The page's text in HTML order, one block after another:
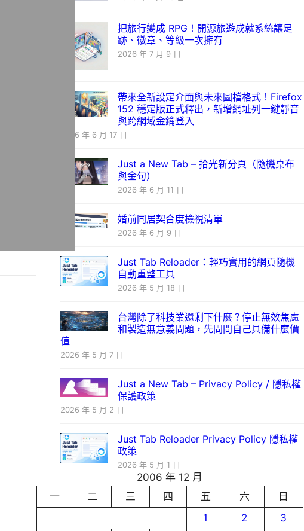
把旅行變成 RPG！開源旅遊成就系統讓足
跡、徽章、等級一次擁有
2026 年 7 月 9 日
帶來全新設定介面與未來圖檔格式！Firefox
152 穩定版正式釋出，新增網址列一鍵靜音
與跨網域金鑰登入
2026 年 6 月 17 日
Just a New Tab – 拾光新分頁（隨機桌布
與金句）
2026 年 6 月 11 日
婚前同居契合度檢視清單
2026 年 6 月 9 日
Just Tab Reloader：輕巧實用的網頁隨機
自動重整工具
2026 年 5 月 18 日
台灣除了科技業還剩下什麼？停止無效焦慮
和製造無意義問題，先問問自己具備什麼價
值
2026 年 5 月 7 日
Just a New Tab – Privacy Policy / 隱私權
保護政策
2026 年 5 月 2 日
Just Tab Reloader Privacy Policy 隱私權
政策
2026 年 5 月 1 日
2006 年 12 月
一
二 三 四 五 六
日
1
2
3